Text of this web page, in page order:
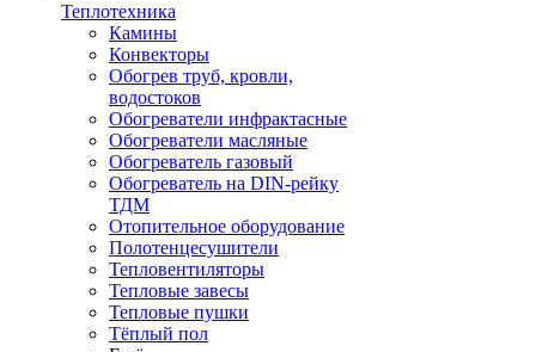
Теплотехника
Камины
Конвекторы
Обогрев труб, кровли,
водостоков
Обогреватели инфрактасные
Обогреватели масляные
Обогреватель газовый
Обогреватель на DIN-рейку
ТДМ
Отопительное оборудование
Полотенцесушители
Тепловентиляторы
Тепловые завесы
Тепловые пушки
Тёплый пол